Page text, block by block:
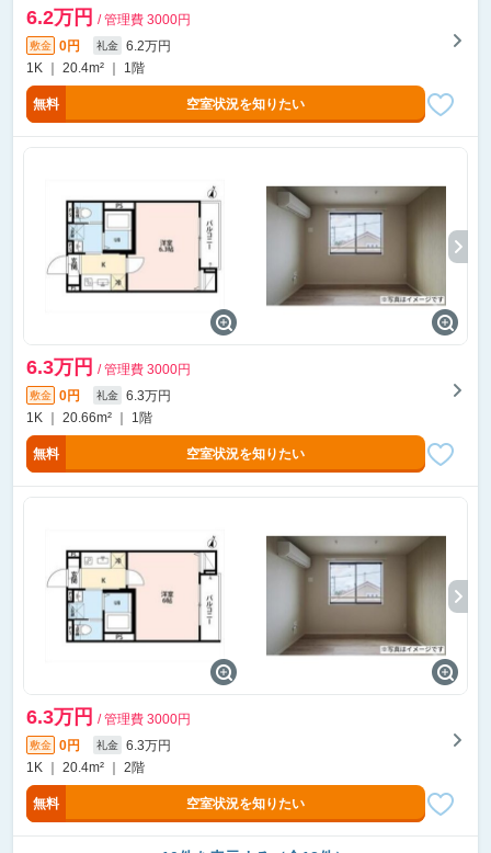
6.2万円 / 管理費 3000円
敷金 0円 礼金
6.2万円
1K ｜ 20.4m² ｜ 1階
無料 空室状況を知りたい
6.3万円 / 管理費 3000円
敷金 0円 礼金
6.3万円
1K ｜ 20.66m² ｜ 1階
無料 空室状況を知りたい
6.3万円 / 管理費 3000円
敷金 0円 礼金
6.3万円
1K ｜ 20.4m² ｜ 2階
無料 空室状況を知りたい